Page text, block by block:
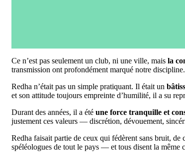
Ce n’est pas seulement un club, ni une ville, mais la
transmission ont profondément marqué notre discipline.
Redha n’était pas un simple pratiquant. Il était un
et son attitude toujours empreinte d’humilité, il a su
Durant des années, il a été une force tranquille et
justement ces valeurs — discrétion, dévouement,
Redha faisait partie de ceux qui fédèrent sans bruit, de
spéléologues de tout le pays — et tous disent la même